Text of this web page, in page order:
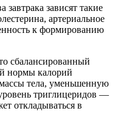
завтрака зависят такие
артериальное
к формированию
сбалансированный
нормы калорий
тела, уменьшенную
триглицеридов —
откладываться в